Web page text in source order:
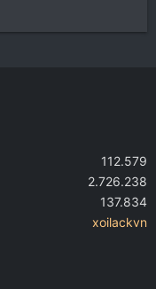
112.579
2.726.238
137.834
xoilackvn